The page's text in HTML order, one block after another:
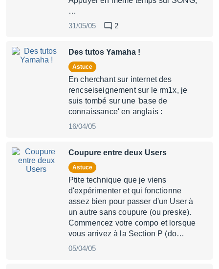
…
31/05/05
2
Des tutos Yamaha !
Astuce
En cherchant sur internet des
rencseiseignement sur le rm1x, je
suis tombé sur une 'base de
connaissance' en anglais :
16/04/05
Coupure entre deux Users
Astuce
Ptite technique que je viens
d'expérimenter et qui fonctionne
assez bien pour passer d'un User à
un autre sans coupure (ou preske).
Commencez votre compo et lorsque
vous arrivez à la Section P (do…
05/04/05